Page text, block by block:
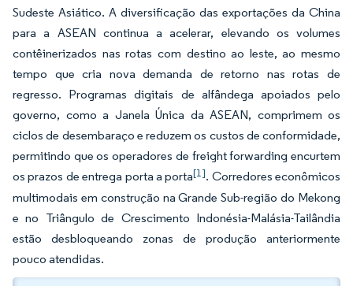
Sudeste Asiático. A diversificação das exportações da China
para a ASEAN continua a acelerar, elevando os volumes
contêinerizados nas rotas com destino ao leste, ao mesmo
tempo que cria nova demanda de retorno nas rotas de
regresso. Programas digitais de alfândega apoiados pelo
governo, como a Janela Única da ASEAN, comprimem os
ciclos de desembaraço e reduzem os custos de conformidade,
permitindo que os operadores de freight forwarding encurtem
os prazos de entrega porta a porta[1]. Corredores econômicos
multimodais em construção na Grande Sub-região do Mekong
e no Triângulo de Crescimento Indonésia-Malásia-Tailândia
estão desbloqueando zonas de produção anteriormente
pouco atendidas.